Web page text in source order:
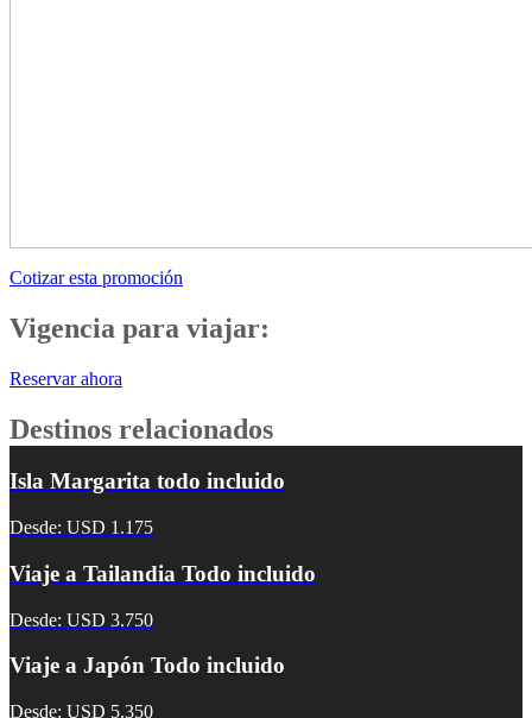
Cotizar esta promoción
Vigencia para viajar:
Reservar ahora
Destinos relacionados
Isla Margarita todo incluido
Desde: USD 1.175
Viaje a Tailandia Todo incluido
Desde: USD 3.750
Viaje a Japón Todo incluido
Desde: USD 5.350